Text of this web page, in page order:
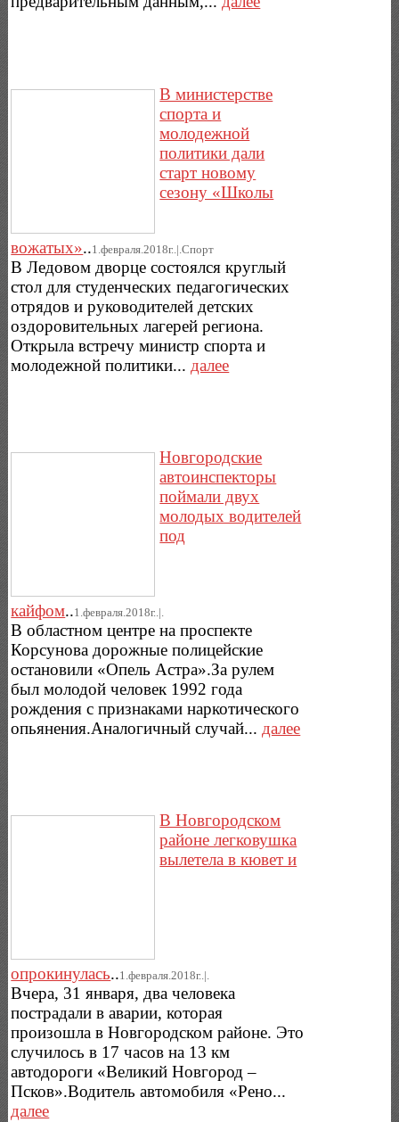
В министерстве
спорта и
молодежной
политики дали
старт новому
сезону «Школы
вожатых»..1.февраля.2018г..|.Спорт
В Ледовом дворце состоялся круглый
стол для студенческих педагогических
отрядов и руководителей детских
оздоровительных лагерей региона.
Открыла встречу министр спорта и
молодежной политики... далее
Новгородские
автоинспекторы
поймали двух
молодых водителей
под
кайфом..1.февраля.2018г..|.
В областном центре на проспекте
Корсунова дорожные полицейские
остановили «Опель Астра».За рулем
был молодой человек 1992 года
рождения с признаками наркотического
опьянения.Аналогичный случай... далее
В Новгородском
районе легковушка
вылетела в кювет и
опрокинулась..1.февраля.2018г..|.
Вчера, 31 января, два человека
пострадали в аварии, которая
произошла в Новгородском районе. Это
случилось в 17 часов на 13 км
автодороги «Великий Новгород –
Псков».Водитель автомобиля «Рено...
далее